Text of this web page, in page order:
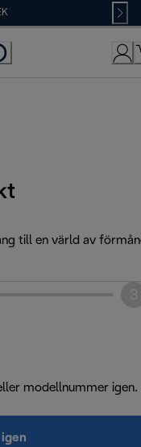
till en värld av
modellnummer igen.
igen